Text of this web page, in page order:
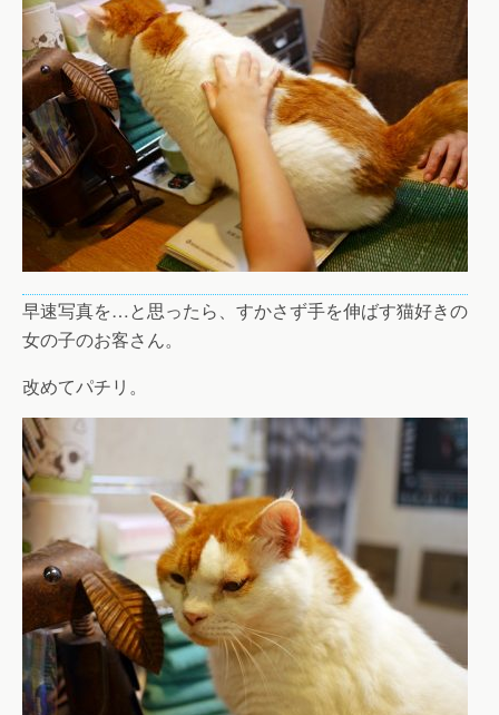
早速写真を…と思ったら、すかさず手を伸ばす猫好きの
女の子のお客さん。
改めてパチリ。